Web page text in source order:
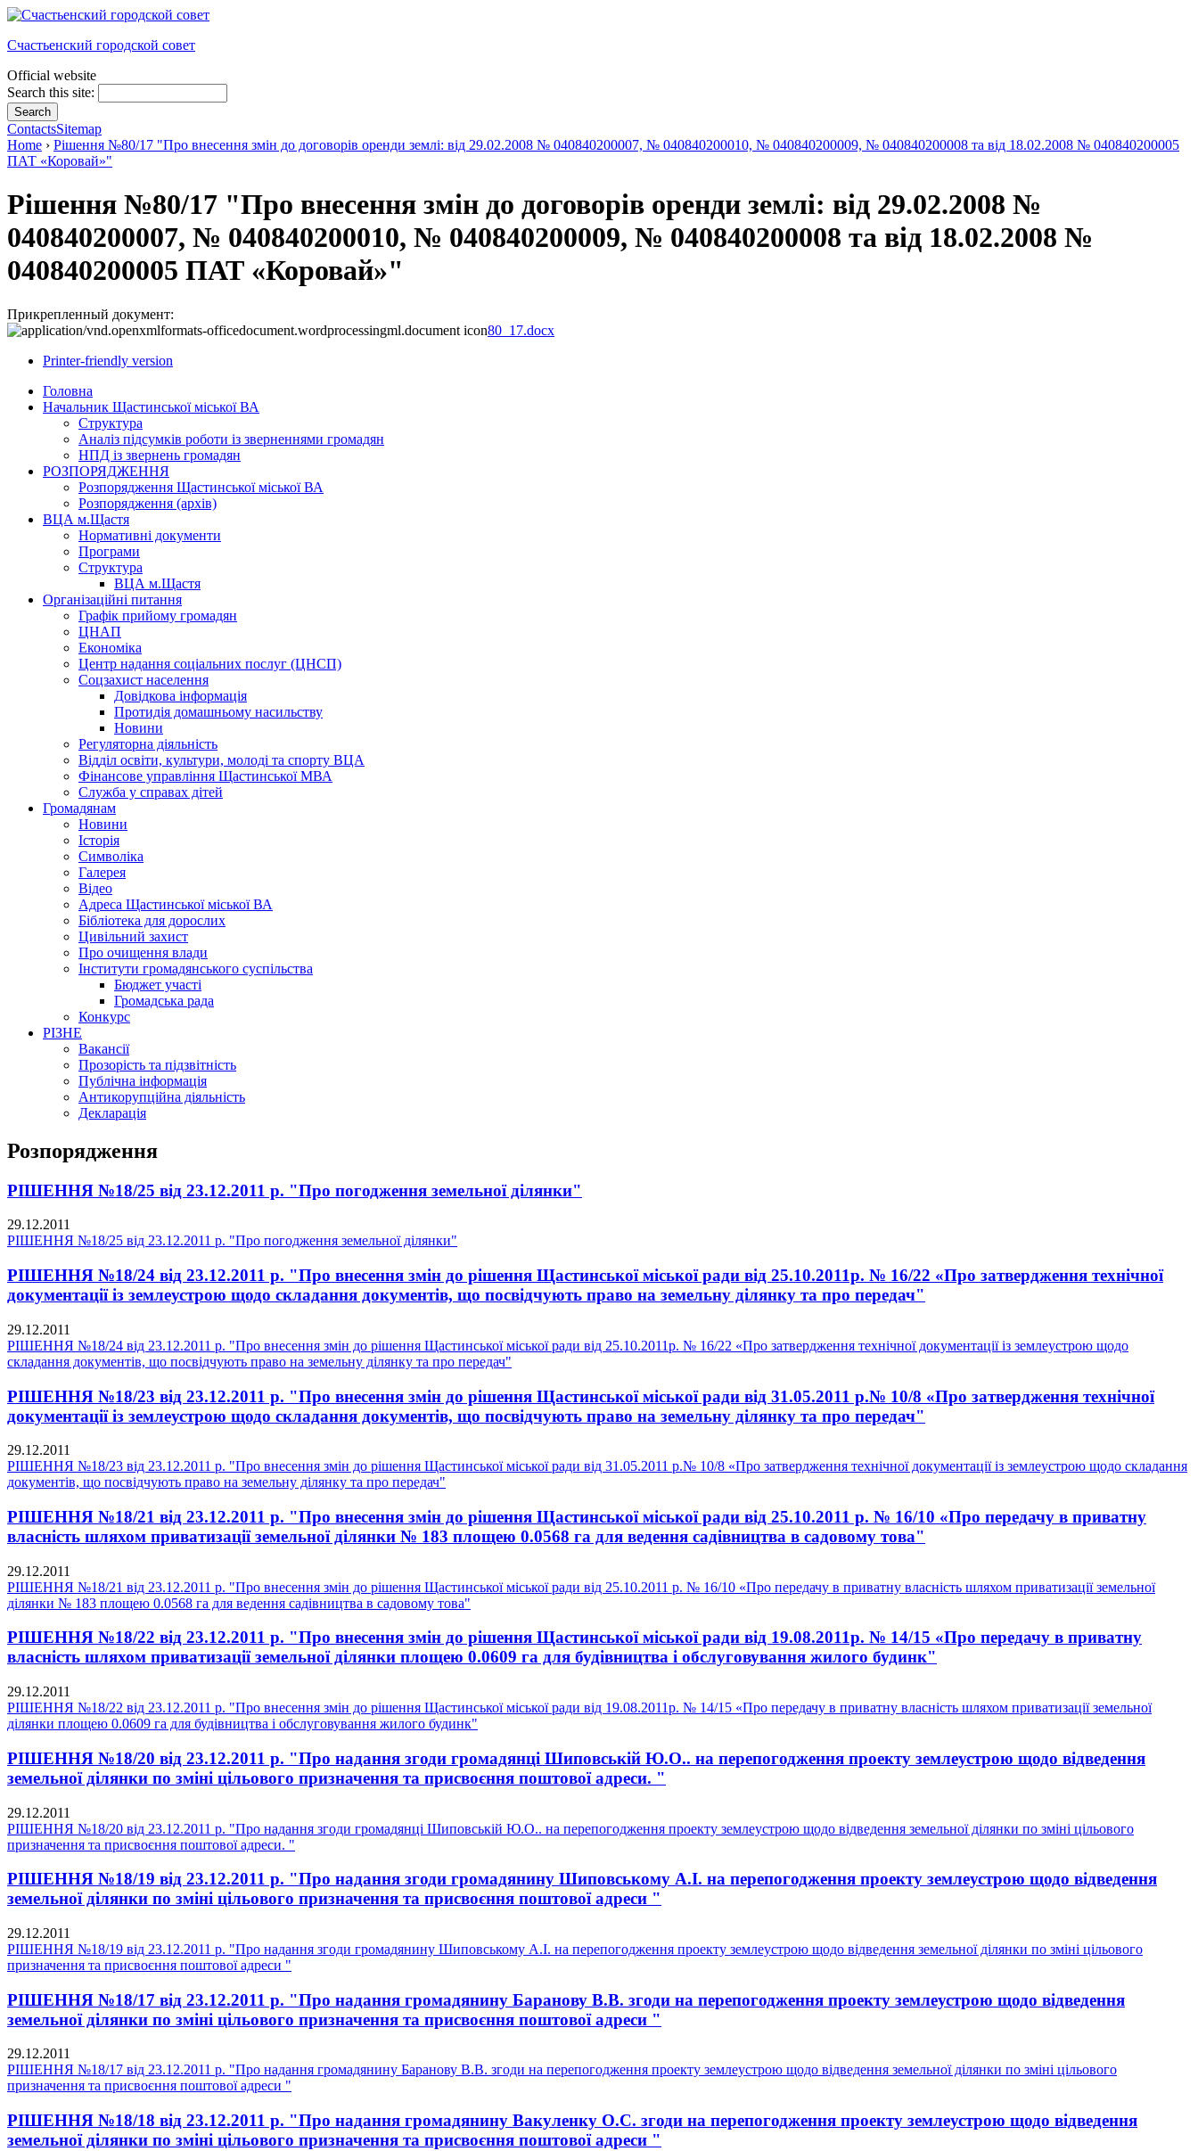
Счастьенский городской совет
Official website
Search this site:
ContactsSitemap
Home › Рішення №80/17 "Про внесення змін до договорів оренди землі: від 29.02.2008 № 040840200007, № 040840200010, № 040840200009, № 040840200008 та від 18.02.2008 № 040840200005
ПАТ «Коровай»"
Рішення №80/17 "Про внесення змін до договорів оренди землі: від 29.02.2008 №
040840200007, № 040840200010, № 040840200009, № 040840200008 та від 18.02.2008 №
040840200005 ПАТ «Коровай»"
Прикрепленный документ:
80_17.docx
Printer-friendly version
Головна
Начальник Щастинської міської ВА
Структура
Аналіз підсумків роботи із зверненнями громадян
НПД із звернень громадян
РОЗПОРЯДЖЕННЯ
Розпорядження Щастинської міської ВА
Розпорядження (архів)
ВЦА м.Щастя
Нормативні документи
Програми
Структура
ВЦА м.Щастя
Організаційні питання
Графік прийому громадян
ЦНАП
Економіка
Центр надання соціальних послуг (ЦНСП)
Соцзахист населення
Довідкова інформація
Протидія домашньому насильству
Новини
Регуляторна діяльність
Відділ освіти, культури, молоді та спорту ВЦА
Фінансове управління Щастинської МВА
Служба у справах дітей
Громадянам
Новини
Історія
Символіка
Галерея
Відео
Адреса Щастинської міської ВА
Бібліотека для дорослих
Цивільний захист
Про очищення влади
Інститути громадянського суспільства
Бюджет участі
Громадська рада
Конкурс
РІЗНЕ
Вакансії
Прозорість та підзвітність
Публічна інформація
Антикорупційна діяльність
Декларація
Розпорядження
РІШЕННЯ №18/25 від 23.12.2011 р. "Про погодження земельної ділянки"
29.12.2011
РІШЕННЯ №18/25 від 23.12.2011 р. "Про погодження земельної ділянки"
РІШЕННЯ №18/24 від 23.12.2011 р. "Про внесення змін до рішення Щастинської міської ради від 25.10.2011р. № 16/22 «Про затвердження технічної
документації із землеустрою щодо складання документів, що посвідчують право на земельну ділянку та про передач"
29.12.2011
РІШЕННЯ №18/24 від 23.12.2011 р. "Про внесення змін до рішення Щастинської міської ради від 25.10.2011р. № 16/22 «Про затвердження технічної документації із землеустрою щодо
складання документів, що посвідчують право на земельну ділянку та про передач"
РІШЕННЯ №18/23 від 23.12.2011 р. "Про внесення змін до рішення Щастинської міської ради від 31.05.2011 р.№ 10/8 «Про затвердження технічної
документації із землеустрою щодо складання документів, що посвідчують право на земельну ділянку та про передач"
29.12.2011
РІШЕННЯ №18/23 від 23.12.2011 р. "Про внесення змін до рішення Щастинської міської ради від 31.05.2011 р.№ 10/8 «Про затвердження технічної документації із землеустрою щодо складання
документів, що посвідчують право на земельну ділянку та про передач"
РІШЕННЯ №18/21 від 23.12.2011 р. "Про внесення змін до рішення Щастинської міської ради від 25.10.2011 р. № 16/10 «Про передачу в приватну
власність шляхом приватизації земельної ділянки № 183 площею 0.0568 га для ведення садівництва в садовому това"
29.12.2011
РІШЕННЯ №18/21 від 23.12.2011 р. "Про внесення змін до рішення Щастинської міської ради від 25.10.2011 р. № 16/10 «Про передачу в приватну власність шляхом приватизації земельної
ділянки № 183 площею 0.0568 га для ведення садівництва в садовому това"
РІШЕННЯ №18/22 від 23.12.2011 р. "Про внесення змін до рішення Щастинської міської ради від 19.08.2011р. № 14/15 «Про передачу в приватну
власність шляхом приватизації земельної ділянки площею 0.0609 га для будівництва і обслуговування жилого будинк"
29.12.2011
РІШЕННЯ №18/22 від 23.12.2011 р. "Про внесення змін до рішення Щастинської міської ради від 19.08.2011р. № 14/15 «Про передачу в приватну власність шляхом приватизації земельної
ділянки площею 0.0609 га для будівництва і обслуговування жилого будинк"
РІШЕННЯ №18/20 від 23.12.2011 р. "Про надання згоди громадянці Шиповській Ю.О.. на перепогодження проекту землеустрою щодо відведення
земельної ділянки по зміні цільового призначення та присвоєння поштової адреси. "
29.12.2011
РІШЕННЯ №18/20 від 23.12.2011 р. "Про надання згоди громадянці Шиповській Ю.О.. на перепогодження проекту землеустрою щодо відведення земельної ділянки по зміні цільового
призначення та присвоєння поштової адреси. "
РІШЕННЯ №18/19 від 23.12.2011 р. "Про надання згоди громадянину Шиповському А.І. на перепогодження проекту землеустрою щодо відведення
земельної ділянки по зміні цільового призначення та присвоєння поштової адреси "
29.12.2011
РІШЕННЯ №18/19 від 23.12.2011 р. "Про надання згоди громадянину Шиповському А.І. на перепогодження проекту землеустрою щодо відведення земельної ділянки по зміні цільового
призначення та присвоєння поштової адреси "
РІШЕННЯ №18/17 від 23.12.2011 р. "Про надання громадянину Баранову В.В. згоди на перепогодження проекту землеустрою щодо відведення
земельної ділянки по зміні цільового призначення та присвоєння поштової адреси "
29.12.2011
РІШЕННЯ №18/17 від 23.12.2011 р. "Про надання громадянину Баранову В.В. згоди на перепогодження проекту землеустрою щодо відведення земельної ділянки по зміні цільового
призначення та присвоєння поштової адреси "
РІШЕННЯ №18/18 від 23.12.2011 р. "Про надання громадянину Вакуленку О.С. згоди на перепогодження проекту землеустрою щодо відведення
земельної ділянки по зміні цільового призначення та присвоєння поштової адреси "